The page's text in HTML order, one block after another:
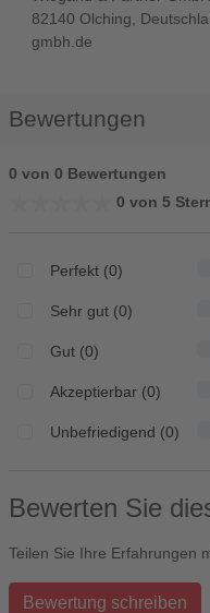
82140 Olching,
gmbh.de
Bewertungen
0 von 0 Bewertungen
0 von 5
Perfekt (0)
Sehr gut (0)
Gut (0)
Akzeptierbar (0)
Unbefriedigend (0)
Bewerten Sie
Teilen Sie Ihre Erfahrungen
Bewertung schreiben